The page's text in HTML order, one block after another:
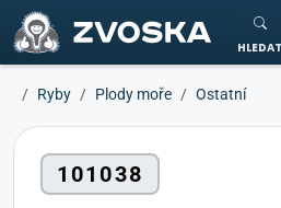
ZVOSKA
HLEDAT
Ryby Plody moře Ostatní
101038